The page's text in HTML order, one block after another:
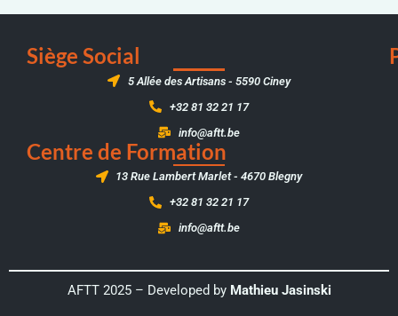
Siège Social
5 Allée des Artisans - 5590 Ciney
+32 81 32 21 17
info@aftt.be
Centre de Formation
13 Rue Lambert Marlet - 4670 Blegny
+32 81 32 21 17
info@aftt.be
AFTT 2025 – Developed by Mathieu Jasinski